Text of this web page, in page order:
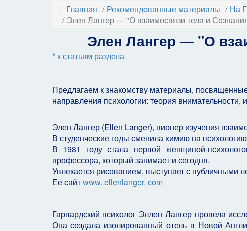
Главная Рекомендованные материалы
На
Элен Лангер — "О взаимосвязи тела и
Элен Лангер — "О
* к статьям раздела
Предлагаем к знакомству материалы,
направления психологии: теория
Элен Лангер (Ellen Langer), пионер изучения
В студенческие годы сменила химию на
В 1981 году стала первой женщиной-
профессора, который занимает и сегодня.
Увлекается рисованием, выступает с публичными
Ее сайтwww. ellenlanger. com
Гарвардский психолог Эллен Лангер провела
Она создала изолированный отель в Новой